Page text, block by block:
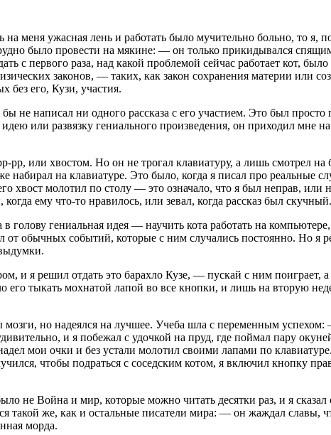
меня ужасная лень и работать было мучительно больно, то
было провести на мякине: — он только прикидывался
с первого раза, над какой проблемой сейчас работает кот,
законов, — таких, как закон сохранения материи или
без его, Кузи, участия.
не написал ни одного рассказа с его участием. Это был
или развязку гениального произведения, он приходил
рр, или хвостом. Но он не трогал клавиатуру, а лишь смотрел
на клавиатуре. Это было, когда я писал про реальные
хвост молотил по столу — это означало, что я был неправ, или
ему что-то нравилось, или зевал, когда рассказ был скучный.
гениальная идея — научить кота работать на
обычных событий, которые с ним случались постоянно. Но я
и я решил отдать это барахло Кузе, — пускай с ним поиграет, а
его тыкать мохнатой лапой во все кнопки, и лишь на вторую
мозги, но надеялся на лучшее. Учеба шла с переменным
и я побежал с удочкой на пруд, где поймал пару
мои очки и без устали молотил своими лапами по
чтобы подраться с соседским котом, я включил кнопку
не Война и мир, которые можно читать десятки раз, и я сказал
такой же, как и остальные писатели мира: — он жаждал
морда.